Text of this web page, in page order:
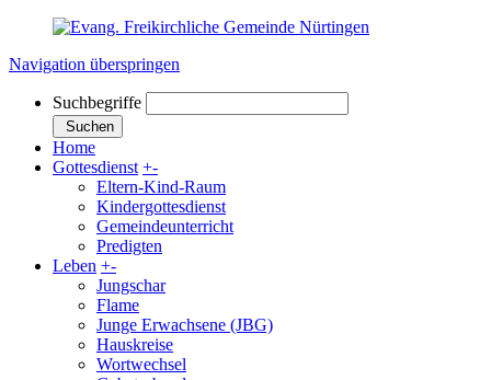
Navigation überspringen
Suchbegriffe
Suchen
Home
Gottesdienst +-
Eltern-Kind-Raum
Kindergottesdienst
Gemeindeunterricht
Predigten
Leben +-
Jungschar
Flame
Junge Erwachsene (JBG)
Hauskreise
Wortwechsel